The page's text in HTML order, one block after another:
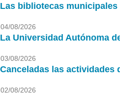
Las bibliotecas municipales
04/08/2026
La Universidad Autónoma
03/08/2026
Canceladas las actividades
02/08/2026